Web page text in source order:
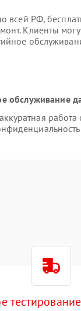
всей РФ,
Клиенты
обслуживание
работа